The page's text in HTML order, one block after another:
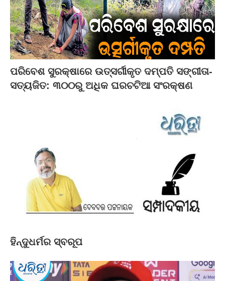
ପରିବେଶ ସୁରକ୍ଷାରେ ଉତ୍ସର୍ଗୀକୃତ ଦମ୍ପତି ସଙ୍ଗୀତା-
ସତ୍ୟଜିତ: ୩୦୦ରୁ ଅଧିକ ଘରଚଟିଆ ସଂରକ୍ଷଣ
ହିନ୍ଦୁଧର୍ମର ସ୍ବରୂପ